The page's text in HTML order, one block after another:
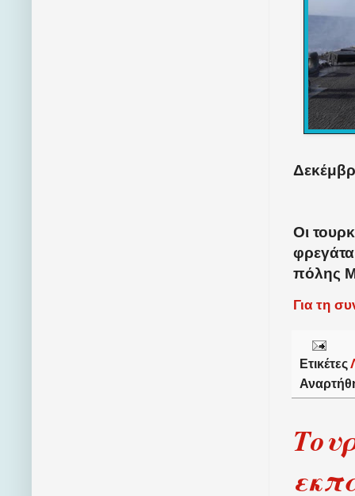
Οι
φρεγάτα
πόλης
Για τη
Ετικέτες